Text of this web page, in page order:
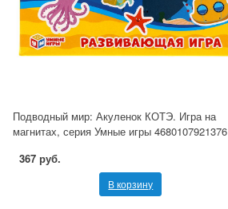
Подводный мир: Акуленок КОТЭ. Игра на
магнитах, серия Умные игры 4680107921376
367 руб.
В корзину